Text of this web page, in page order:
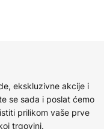
ekskluzivne akcije i
se sada i poslat ćemo
prilikom vaše prve
trgovini.